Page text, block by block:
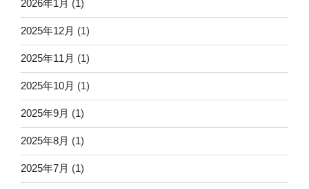
2026年1月 (1)
2025年12月 (1)
2025年11月 (1)
2025年10月 (1)
2025年9月 (1)
2025年8月 (1)
2025年7月 (1)